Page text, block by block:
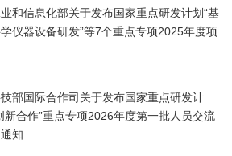
业和信息化部关于发布国家重点研发计划“基
仪器设备研发”等7个重点专项2025年度项
技部国际合作司关于发布国家重点研发计
新合作”重点专项2026年度第一批人员交流
知